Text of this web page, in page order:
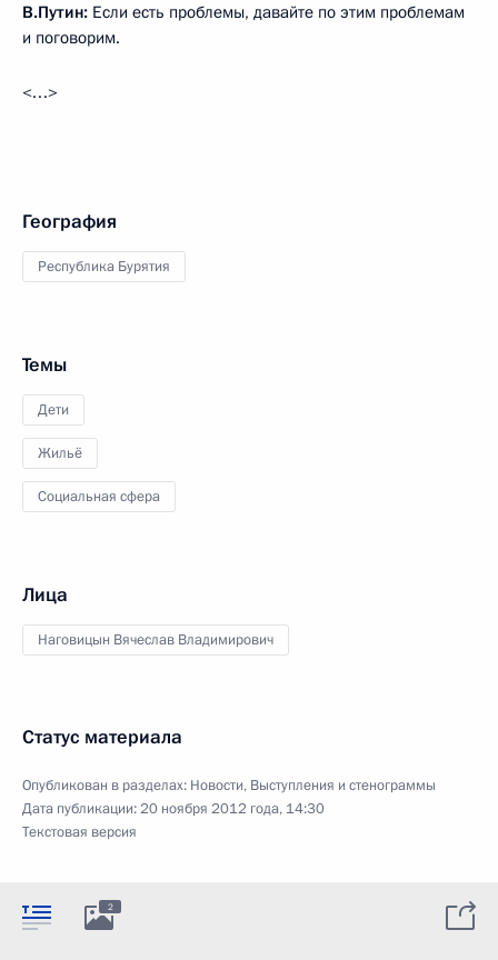
В.Путин: Если есть проблемы, давайте по этим проблемам
и поговорим.
<…>
География
Республика Бурятия
Темы
Дети
Жильё
Социальная сфера
Лица
Наговицын Вячеслав Владимирович
Статус материала
Опубликован в разделах: Новости, Выступления и стенограммы
Дата публикации:20 ноября 2012 года, 14:30
Текстовая версия
2